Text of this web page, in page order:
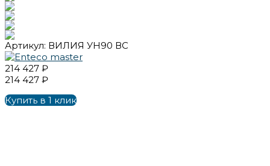
Артикул: ВИЛИЯ УН90 ВС
214 427 ₽
214 427 ₽
Купить в 1 клик